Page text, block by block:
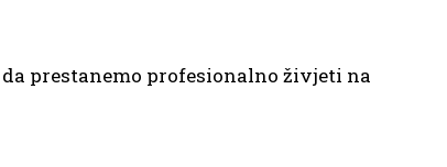
prestanemo profesionalno živjeti na